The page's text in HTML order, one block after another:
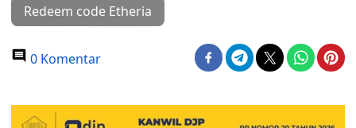
Redeem code Etheria
0 Komentar